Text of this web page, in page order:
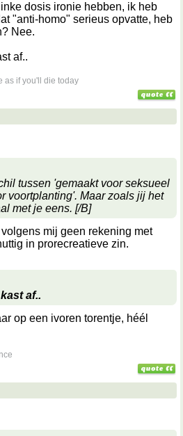
dosis ironie hebben, ik heb
"anti-homo" serieus opvatte, heb
Nee.
af..
as if you'll die today
tussen 'gemaakt voor seksueel
voortplanting'. Maar zoals jij het
met je eens. [/B]
mij geen rekening met
in prorecreatieve zin.
af..
op een ivoren torentje, héél